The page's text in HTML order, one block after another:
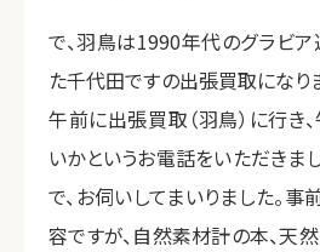
で、羽鳥は1990年代のグラビア
た千代田ですの出張買取になり
午前に出張買取（羽鳥）に行き
いかというお電話をいただきま
で、お伺いしてまいりました。
容ですが、自然素材計の本、天